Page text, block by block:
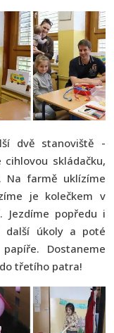
dvě stanoviště -
skládačku,
Na farmě uklízíme
je kolečkem v
Jezdíme popředu i
další úkoly a poté
Dostaneme
třetího patra!